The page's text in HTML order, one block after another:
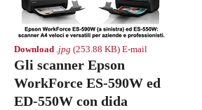
Download .jpg (253.88 KB) E-mail
Gli scanner Epson
WorkForce ES-590W ed
ED-550W con dida